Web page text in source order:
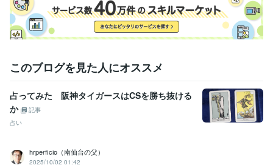
このブログを見た人にオススメ
占ってみた 阪神タイガースはCSを勝ち抜ける
か
記事
占い
hrperficio（南仙台の父）
2025/10/02 01:42